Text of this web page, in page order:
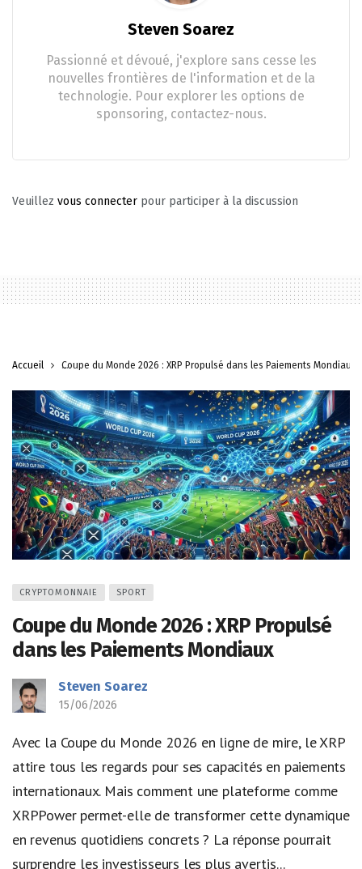
Steven Soarez
Passionné et dévoué, j'explore sans cesse les
nouvelles frontières de l'information et de la
technologie. Pour explorer les options de
sponsoring, contactez-nous.
Veuillez vous connecter pour participer à la discussion
Accueil Coupe du Monde 2026 : XRP Propulsé dans les Paiements Mondiaux
CRYPTOMONNAIE SPORT
Coupe du Monde 2026 : XRP Propulsé
dans les Paiements Mondiaux
Steven Soarez
15/06/2026
Avec la Coupe du Monde 2026 en ligne de mire, le XRP
attire tous les regards pour ses capacités en paiements
internationaux. Mais comment une plateforme comme
XRPPower permet-elle de transformer cette dynamique
en revenus quotidiens concrets ? La réponse pourrait
surprendre les investisseurs les plus avertis...